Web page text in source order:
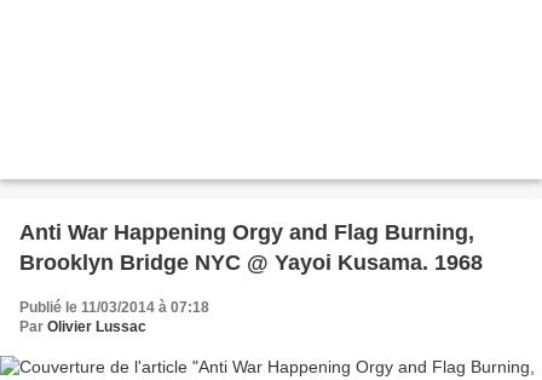
Anti War Happening Orgy and Flag Burning,
Brooklyn Bridge NYC @ Yayoi Kusama. 1968
Publié le 11/03/2014 à 07:18
Par Olivier Lussac